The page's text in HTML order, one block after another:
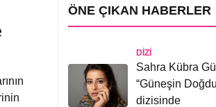
ÖNE ÇIKAN HABERLER
DIZI
Sahra Kübra
“Güneşin
dizisinde